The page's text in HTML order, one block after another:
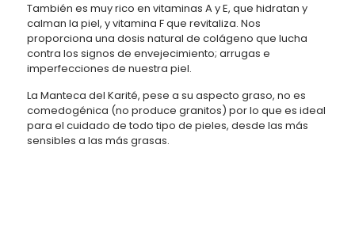
También es muy rico en vitaminas A y E, que hidratan y
calman la piel, y vitamina F que revitaliza. Nos
proporciona una dosis natural de colágeno que lucha
contra los signos de envejecimiento; arrugas e
imperfecciones de nuestra piel.
La Manteca del Karité, pese a su aspecto graso, no es
comedogénica (no produce granitos) por lo que es ideal
para el cuidado de todo tipo de pieles, desde las más
sensibles a las más grasas.